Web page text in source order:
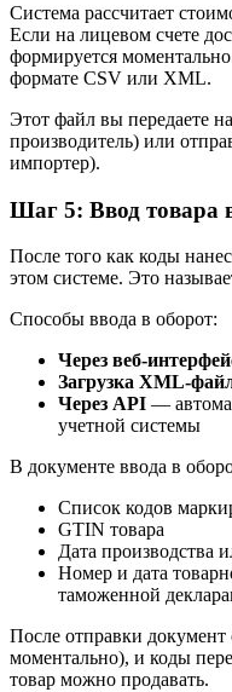
Система рассчитает
Если на лицевом счете
формируется
формате CSV или XML.
Этот файл вы передаете
производитель) или
импортер).
Шаг 5: Ввод товара
После того как коды
этом системе. Это
Способы ввода в оборот:
Через веб-
Загрузка XML-
Через API —
учетной системы
В документе ввода в
Список кодов
GTIN товара
Дата производства
Номер и дата
таможенной
После отправки документ
моментально), и коды
товар можно продавать.